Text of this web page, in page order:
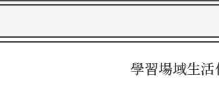
學習場域生